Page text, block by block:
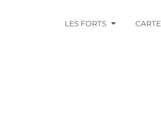
LES FORTS CARTE